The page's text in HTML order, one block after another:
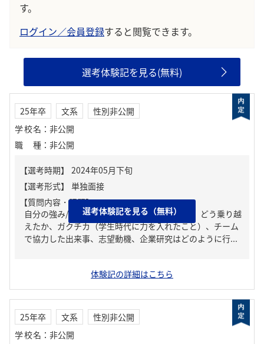
す。
ログイン／会員登録すると閲覧できます。
選考体験記を見る(無料)
25年卒 文系
性別非公開
学校名 ： 非公開
職種 ： 非公開
【質問内容・課題】
自分の強み/弱み、人生の中で大きな挫折経験。どう乗り越
えたか、ガクチカ（学生時代に力を入れたこと）、チーム
で協力した出来事、志望動機、企業研究はどのように行...
選考体験記を見る（無料）
体験記の詳細はこちら
25年卒 文系
性別非公開
学校名 ： 非公開